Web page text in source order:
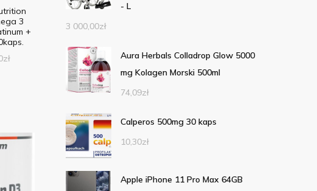
3
+
zł
- L
3 000,00zł
Aura Herbals Colladrop Glow 5000
mg Kolagen Morski 500ml
74,09zł
Calperos 500mg 30 kaps
10,30zł
Apple iPhone 11 Pro Max 64GB